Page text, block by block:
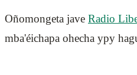
Oñomongeta jave Radio
mba'éichapa ohecha ypy